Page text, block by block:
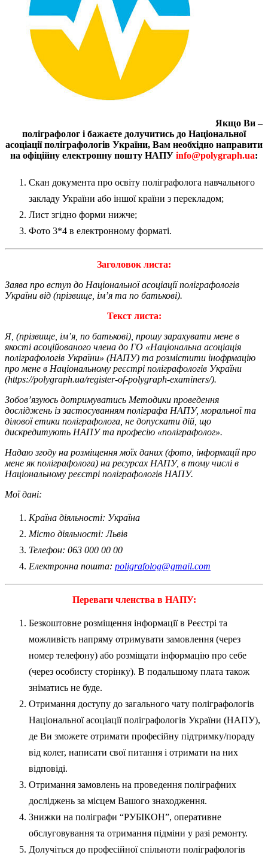
Якщо Ви –
поліграфолог і бажаєте долучитись до Національної
асоціації поліграфологів України, Вам необхідно направити
на офіційну електронну пошту НАПУ info@polygraph.ua:
Скан документа про освіту поліграфолога навчального
закладу України або іншої країни з перекладом;
Лист згідно форми нижче;
Фото 3*4 в електронному форматі.
Заголовок листа:
Заява про вступ до Національної асоціації поліграфологів
України від (прізвище, ім’я та по батькові).
Текст листа:
Я, (прізвище, ім’я, по батькові), прошу зарахувати мене в
якості асоційованого члена до ГО «Національна асоціація
поліграфологів України» (НАПУ) та розмістити інофрмацію
про мене в Національному реєстрі поліграфологів України
(https://polygraph.ua/register-of-polygraph-examiners/).
Зобов’язуюсь дотримуватись Методики проведення
досліджень із застосуванням поліграфа НАПУ, моральної та
ділової етики поліграфолога, не допускати дій, що
дискредитують НАПУ та професію «поліграфолог».
Надаю згоду на розміщення моїх даних (фото, інформації про
мене як поліграфолога) на ресурсах НАПУ, в тому числі в
Національному реєстрі поліграфологів НАПУ.
Мої дані:
Країна діяльності: Україна
Місто діяльності: Львів
Телефон: 063 000 00 00
Електронна пошта: poligrafolog@gmail.com
Переваги членства в НАПУ:
Безкоштовне розміщення інформації в Реєстрі та
можливість напряму отримувати замовлення (через
номер телефону) або розміщати інформацію про себе
(через особисту сторінку). В подальшому плата також
зніматись не буде.
Отримання доступу до загального чату поліграфологів
Національної асоціації поліграфологів України (НАПУ),
де Ви зможете отримати професійну підтримку/пораду
від колег, написати свої питання і отримати на них
відповіді.
Отримання замовлень на проведення поліграфних
досліджень за місцем Вашого знаходження.
Знижки на поліграфи “РУБІКОН”, оперативне
обслуговування та отримання підміни у разі ремонту.
Долучіться до професійної спільноти поліграфологів